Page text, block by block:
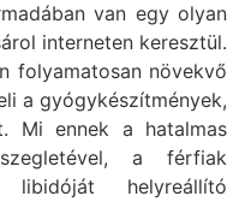
van egy olyan
interneten keresztül.
folyamatosan növekvő
a gyógykészítmények,
Mi ennek a hatalmas
a férfiak
helyreállító